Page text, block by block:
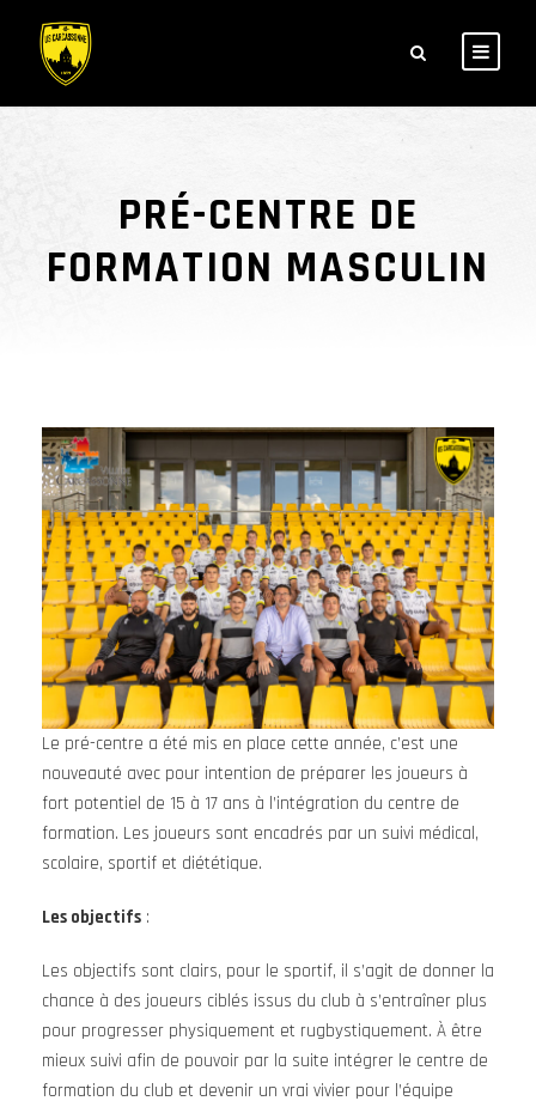
PRÉ-CENTRE DE
FORMATION MASCULIN
Le pré-centre a été mis en place cette année, c’est une
nouveauté avec pour intention de préparer les joueurs à
fort potentiel de 15 à 17 ans à l’intégration du centre de
formation. Les joueurs sont encadrés par un suivi médical,
scolaire, sportif et diététique.
Les objectifs :
Les objectifs sont clairs, pour le sportif, il s’agit de donner la
chance à des joueurs ciblés issus du club à s’entraîner plus
pour progresser physiquement et rugbystiquement. À être
mieux suivi afin de pouvoir par la suite intégrer le centre de
formation du club et devenir un vrai vivier pour l’équipe